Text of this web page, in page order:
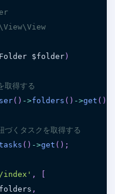
Folder $folder)
取得する
( ) ->folders ( ) ->get ( )
くタスクを取得する
( ) ->get ( ) ;
index' ,
[
,